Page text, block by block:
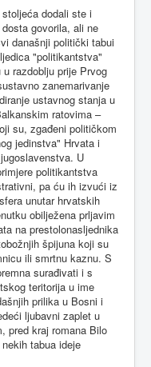
dodali ste i
govorila, ali ne
današnji politički tabui
"politikantstva"
razdoblju prije Prvog
zanemarivanje
ustavnog stanja u
ratovima –
su, zgađeni političkom
jedinstva" Hrvata i
U
politikantstva
pa ću ih izvući iz
unutar hrvatskih
obilježena prljavim
na prestolonasljednika
špijuna koji su
ili smrtnu kaznu. S
surađivati i s
teritorija u ime
prilika u Bosni i
ljubavni zaplet u
pred kraj romana Bilo
tabua ideje